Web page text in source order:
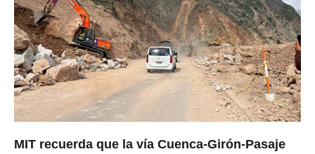
MIT recuerda que la vía Cuenca-Girón-Pasaje